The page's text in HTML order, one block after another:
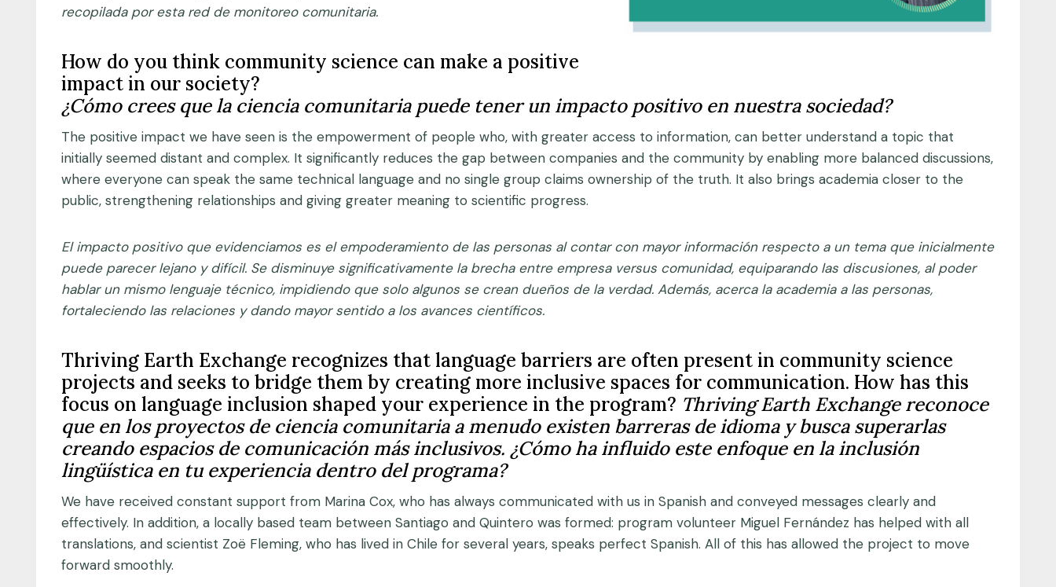
recopilada por esta red de monitoreo comunitaria.
How do you think community science can make a positive
impact in our society?
¿Cómo crees que la ciencia comunitaria puede tener un impacto positivo en nuestra sociedad?
The positive impact we have seen is the empowerment of people who, with greater access to information, can better understand a topic that
initially seemed distant and complex. It significantly reduces the gap between companies and the community by enabling more balanced discussions,
where everyone can speak the same technical language and no single group claims ownership of the truth. It also brings academia closer to the
public, strengthening relationships and giving greater meaning to scientific progress.
El impacto positivo que evidenciamos es el empoderamiento de las personas al contar con mayor información respecto a un tema que inicialmente
puede parecer lejano y difícil. Se disminuye significativamente la brecha entre empresa versus comunidad, equiparando las discusiones, al poder
hablar un mismo lenguaje técnico, impidiendo que solo algunos se crean dueños de la verdad. Además, acerca la academia a las personas,
fortaleciendo las relaciones y dando mayor sentido a los avances científicos.
Thriving Earth Exchange recognizes that language barriers are often present in community science
projects and seeks to bridge them by creating more inclusive spaces for communication. How has this
focus on language inclusion shaped your experience in the program? Thriving Earth Exchange reconoce
que en los proyectos de ciencia comunitaria a menudo existen barreras de idioma y busca superarlas
creando espacios de comunicación más inclusivos. ¿Cómo ha influido este enfoque en la inclusión
lingüística en tu experiencia dentro del programa?
We have received constant support from Marina Cox, who has always communicated with us in Spanish and conveyed messages clearly and
effectively. In addition, a locally based team between Santiago and Quintero was formed: program volunteer Miguel Fernández has helped with all
translations, and scientist Zoë Fleming, who has lived in Chile for several years, speaks perfect Spanish. All of this has allowed the project to move
forward smoothly.